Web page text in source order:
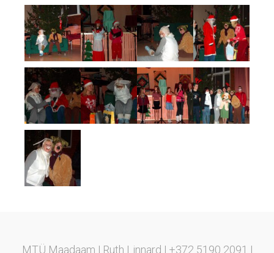
MTÜ Maadaam | Ruth Linnard | +372 5190 2091 |